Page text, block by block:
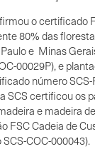
o certificado
80% das
e Minas
00029P), e
número
SCS certificou os
e madeira
FSC Cadeia de
COC-000043).